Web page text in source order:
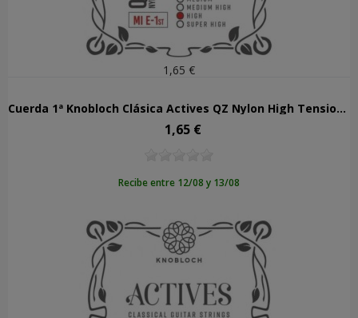
1,65 €
Cuerda 1ª Knobloch Clásica Actives QZ Nylon High Tension 501AQZ
Precio
1,65 €
Recibe entre 12/08 y 13/08